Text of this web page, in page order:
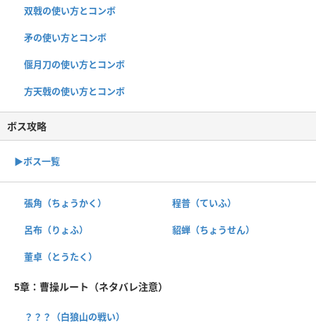
双戟の使い方とコンボ
矛の使い方とコンボ
偃月刀の使い方とコンボ
方天戟の使い方とコンボ
ボス攻略
▶︎ボス一覧
張角（ちょうかく） 程普（ていふ）
呂布（りょふ） 貂蝉（ちょうせん）
董卓（とうたく）
5章：曹操ルート（ネタバレ注意）
？？？（白狼山の戦い）